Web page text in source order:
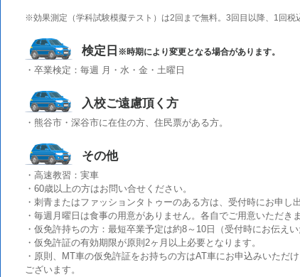
※効果測定（学科試験模擬テスト）は2回まで無料。3回目以降、1回税
検定日 ※時期により変更となる場合があります。
・卒業検定：毎週 月・水・金・土曜日
入校ご遠慮頂く方
・熊谷市・深谷市に在住の方、住民票がある方。
その他
・高速教習：実車
・60歳以上の方はお問い合せください。
・刺青またはファッションタトゥーのある方は、受付時にお申し
・毎週月曜日は食事の用意がありません。各自でご用意いただきま
・仮免許持ちの方：最短卒業予定は約8～10日（受付時にお伝えい
・仮免許証の有効期限が原則2ヶ月以上必要となります。
・原則、MT車の仮免許証をお持ちの方はAT車にお申込みいただ
ございます。